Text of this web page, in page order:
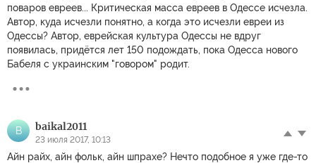
поваров евреев... Критическая масса евреев в Одессе исчезла.
Автор, куда исчезли понятно, а когда это исчезли евреи из
Одессы? Автор, еврейская культура Одессы не вдруг
появилась, придётся лет 150 подождать, пока Одесса нового
Бабеля с украинским "говором" родит.
B baikal2011
23 июля 2017, 10:13
Айн райх, айн фольк, айн шпрахе? Нечто подобное я уже где-то